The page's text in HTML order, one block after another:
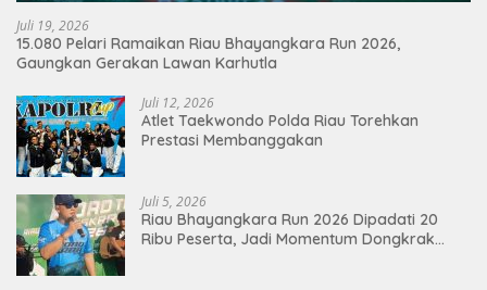
Juli 19, 2026
15.080 Pelari Ramaikan Riau Bhayangkara Run 2026,
Gaungkan Gerakan Lawan Karhutla
Juli 12, 2026
Atlet Taekwondo Polda Riau Torehkan
Prestasi Membanggakan
Juli 5, 2026
Riau Bhayangkara Run 2026 Dipadati 20
Ribu Peserta, Jadi Momentum Dongkrak